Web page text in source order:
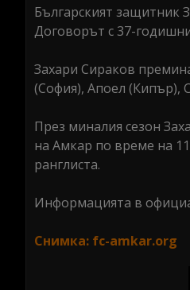
Българският защитник
Договорът с 37-
Захари Сираков
(София), Апоел (Кипър),
През миналия сезон
на Амкар по време на
ранглиста.
Информацията в
Снимка: fc-amkar.org